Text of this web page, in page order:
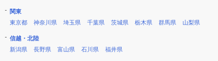
関東
東京都
神奈川県 埼玉県 千葉県 茨城県 栃木県 群馬県 山梨県
信越・北陸
新潟県
長野県 富山県 石川県 福井県